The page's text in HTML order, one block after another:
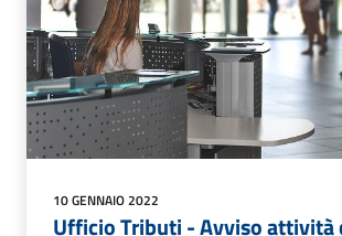
10 GENNAIO 2022
Ufficio Tributi - Avviso attività